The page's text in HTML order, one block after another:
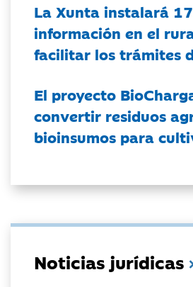
La Xunta instalará
información en el
facilitar los trámites
El proyecto
convertir residuos
bioinsumos para
Noticias jurídicas